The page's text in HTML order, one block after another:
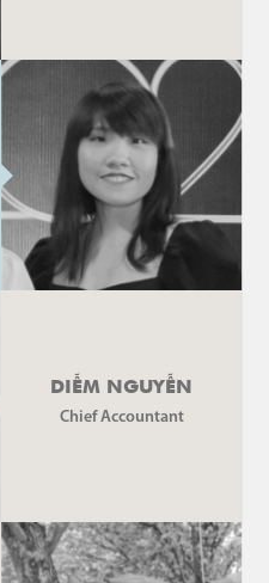
DIỄM NGUYỄN
Chief Accountant